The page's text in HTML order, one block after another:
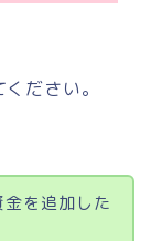
ださい。
を追加した